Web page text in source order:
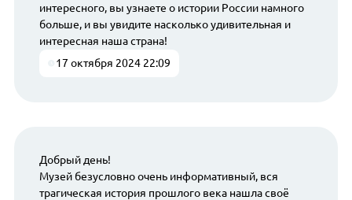
интересного, вы узнаете о истории России намного
больше, и вы увидите насколько удивительная и
интересная наша страна!
17 октября 2024 22:09
Добрый день!
Музей безусловно очень информативный, вся
трагическая история прошлого века нашла своё